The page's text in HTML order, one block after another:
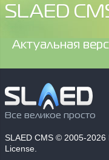
SLAED
Aктуальная
Все великое просто
SLAED CMS © 2005-2026
License.